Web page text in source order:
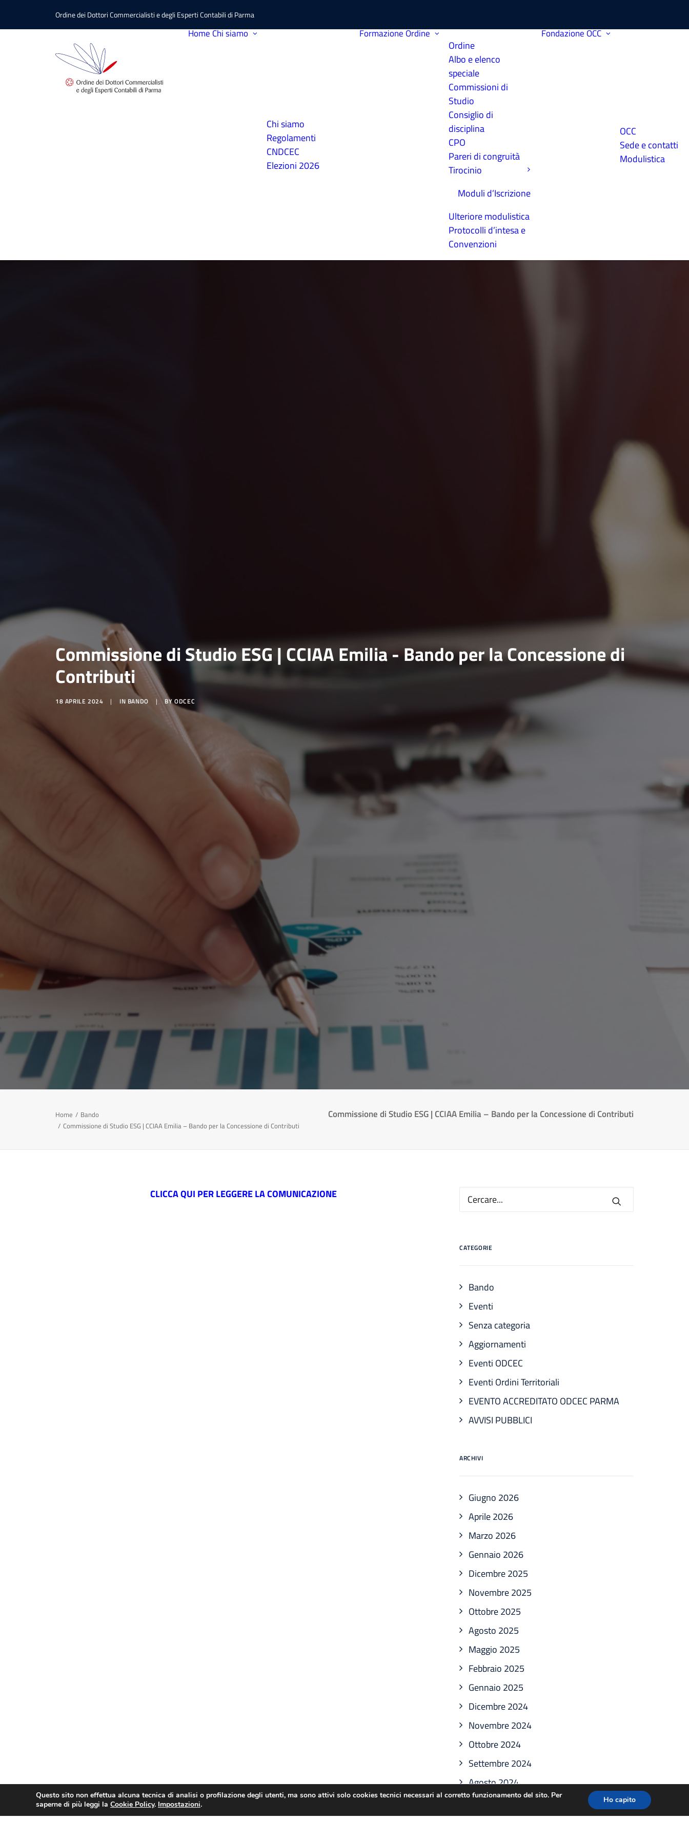
Ordine dei Dottori Commercialisti e degli Esperti Contabili di Parma
HomeChi siamo
Chi siamo
Regolamenti
CNDCEC
Elezioni 2026
FormazioneOrdine
Ordine
Albo e elenco
speciale
Commissioni di
Studio
Consiglio di
disciplina
CPO
Pareri di congruità
Tirocinio
Moduli d’Iscrizione
Ulteriore modulistica
Protocolli d’intesa e
Convenzioni
FondazioneOCC
OCC
Sede e contatti
Modulistica
Commissione di Studio ESG | CCIAA Emilia - Bando per la Concessione di
Contributi
18 APRILE 2024 | IN BANDO | BYODCEC
Commissione di Studio ESG | CCIAA Emilia – Bando per la Concessione di Contributi
Home
Bando
Commissione di Studio ESG | CCIAA Emilia – Bando per la Concessione di Contributi
CLICCA QUI PER LEGGERE LA COMUNICAZIONE
CATEGORIE
Bando
Eventi
Senza categoria
Aggiornamenti
Eventi ODCEC
Eventi Ordini Territoriali
EVENTO ACCREDITATO ODCEC PARMA
AVVISI PUBBLICI
ARCHIVI
Giugno 2026
Aprile 2026
Marzo 2026
Gennaio 2026
Dicembre 2025
Novembre 2025
Ottobre 2025
Agosto 2025
Maggio 2025
Febbraio 2025
Gennaio 2025
Dicembre 2024
Novembre 2024
Ottobre 2024
Settembre 2024
Agosto 2024
Luglio 2024
Giugno 2024
Questo sito non effettua alcuna tecnica di analisi o profilazione degli utenti, ma sono attivi solo cookies tecnici necessari al corretto funzionamento del sito. Per
saperne di più leggi la Cookie Policy. Impostazioni. Ho capito